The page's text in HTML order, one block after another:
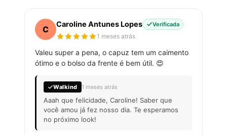
C
Caroline Antunes Lopes Verificada
1 meses atrás
Valeu super a pena, o capuz tem um caimento
ótimo e o bolso da frente é bem útil. 😍
Walkind 1 meses atrás
Aaah que felicidade, Caroline! Saber que
você amou já fez nosso dia. Te esperamos
no próximo look!